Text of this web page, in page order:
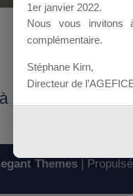
: Contenu du
Themes|
1er janvier 2022.
Nous vous invitons
complémentaire.
Stéphane Kirn,
Directeur de